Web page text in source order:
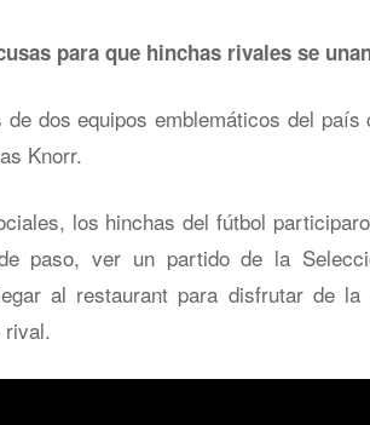
para que hinchas rivales se
dos equipos emblemáticos del país
Knorr.
los hinchas del fútbol
paso, ver un partido de la
al restaurant para disfrutar de
rival.